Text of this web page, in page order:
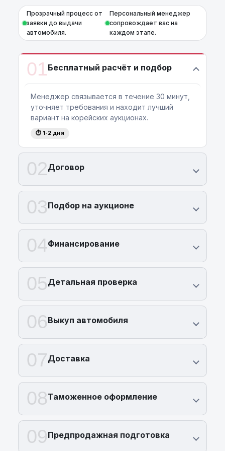
Прозрачный процесс от
заявки до выдачи
автомобиля.
Персональный менеджер
сопровождает вас на
каждом этапе.
01Бесплатный расчёт и подбор
Менеджер связывается в течение 30 минут,
уточняет требования и находит лучший
вариант на корейских аукционах.
⏱ 1-2 дня
02Договор
03Подбор на аукционе
04Финансирование
05Детальная проверка
06Выкуп автомобиля
07Доставка
08Таможенное оформление
09Предпродажная подготовка